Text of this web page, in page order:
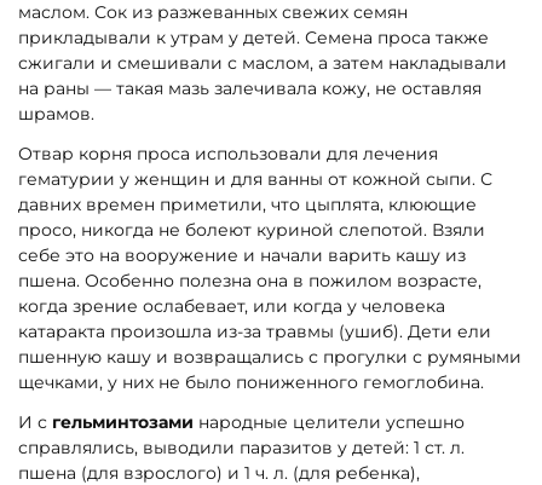
маслом. Сок из разжеванных свежих семян
прикладывали к утрам у детей. Семена проса также
сжигали и смешивали с маслом, а затем накладывали
на раны — такая мазь залечивала кожу, не оставляя
шрамов.
Отвар корня проса использовали для лечения
гематурии у женщин и для ванны от кожной сыпи. С
давних времен приметили, что цыплята, клюющие
просо, никогда не болеют куриной слепотой. Взяли
себе это на вооружение и начали варить кашу из
пшена. Особенно полезна она в пожилом возрасте,
когда зрение ослабевает, или когда у человека
катаракта произошла из-за травмы (ушиб). Дети ели
пшенную кашу и возвращались с прогулки с румяными
щечками, у них не было пониженного гемоглобина.
И с гельминтозами народные целители успешно
справлялись, выводили паразитов у детей: 1 ст. л.
пшена (для взрослого) и 1 ч. л. (для ребенка),